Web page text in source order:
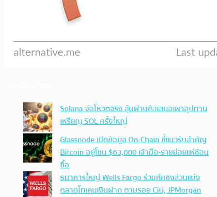
Solana จ่อโหวตจริง ลุ้นผ่านข้อเสนอเผาอุปทาน
เหรียญ SOL ครั้งใหญ่
Glassnode เปิดข้อมูล On-Chain ชี้แนวรับสำคัญ
Bitcoin อยู่โซน $63,000 เจ้ามือ-รายย่อยแห่ช้อน
ซื้อ
ธนาคารใหญ่ Wells Fargo ร่วมศึกชิงส่วนแบ่ง
ตลาดโทเคนเงินฝาก ตามรอย Citi, JPMorgan